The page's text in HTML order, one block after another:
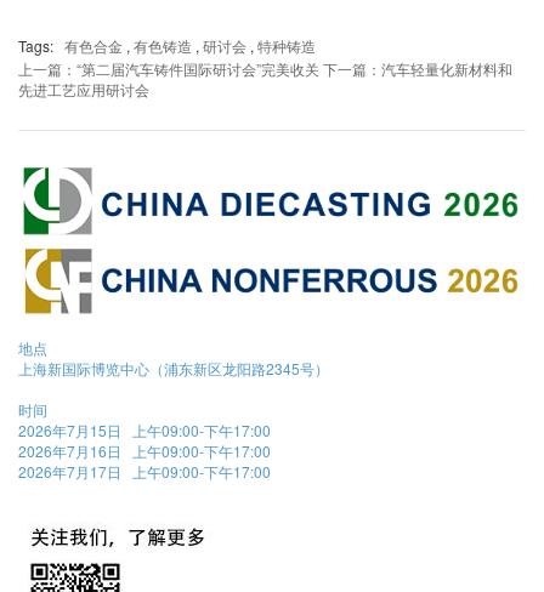
Tags: 有色合金 ,有色铸造 ,研讨会 ,特种铸造
上一篇：“第二届汽车铸件国际研讨会”完美收关 下一篇：汽车轻量化新材料和
先进工艺应用研讨会
地点
上海新国际博览中心（浦东新区龙阳路2345号）
时间
2026年7月15日 上午09:00-下午17:00
2026年7月16日 上午09:00-下午17:00
2026年7月17日 上午09:00-下午17:00